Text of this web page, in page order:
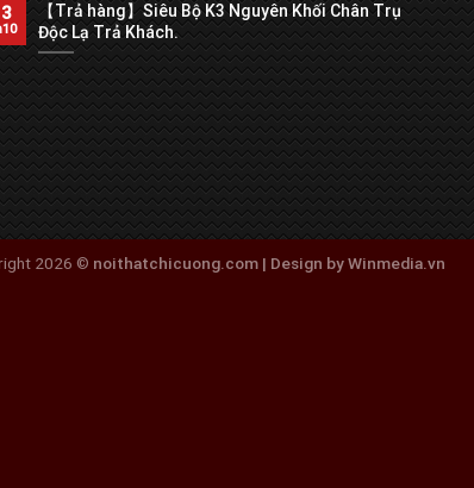
【Trả hàng】Siêu Bộ K3 Nguyên Khối Chân Trụ
Độc Lạ Trả Khách.
2026 © noithatchicuong.com | Design by Winmedia.vn